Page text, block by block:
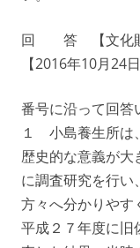
回 答 【文化財
【2016年10月24
番号に沿って回答
１ 小島養生所は
歴史的な意義が
に調査研究を行
方々へ分かりやす
平成２７年度に旧